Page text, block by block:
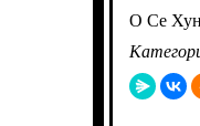
О Се Хун